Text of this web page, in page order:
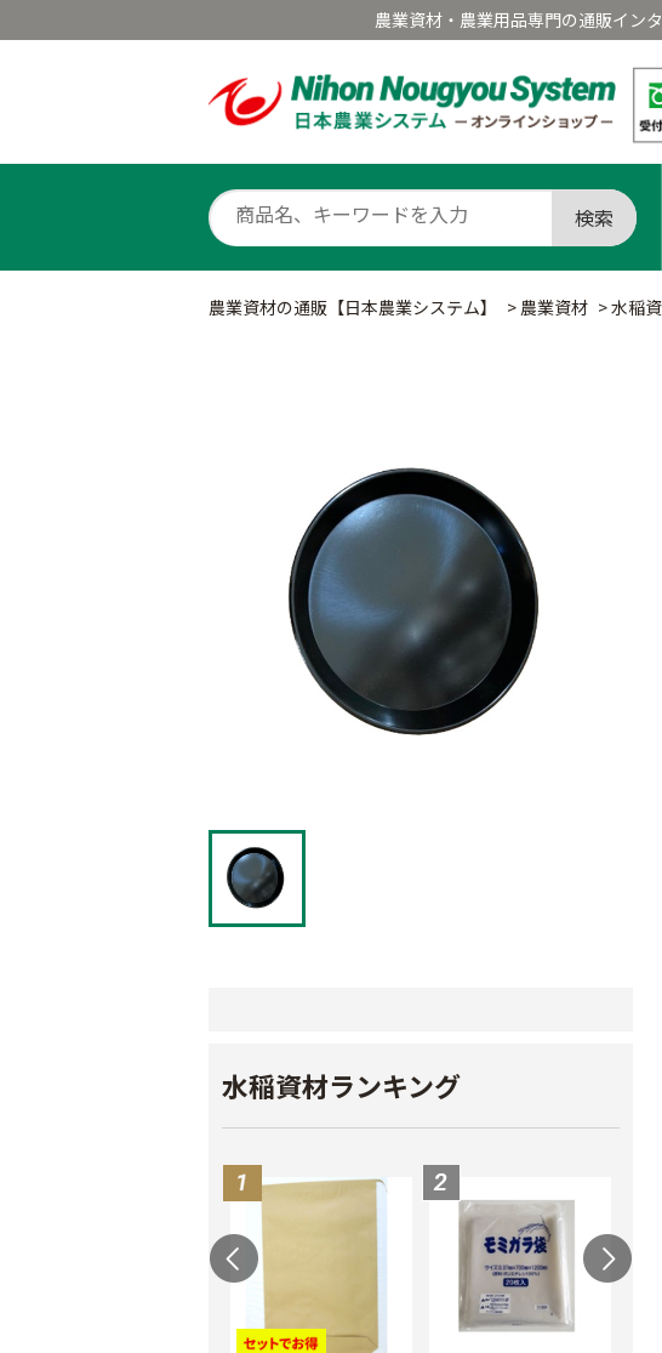
農業資材・農業用品専門の通販イン
検索
農業資材の通販【日本農業システム】 > 農業資材 >水稲
水稲資材ランキング